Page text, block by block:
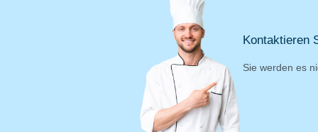
Kontaktieren
Sie werden es